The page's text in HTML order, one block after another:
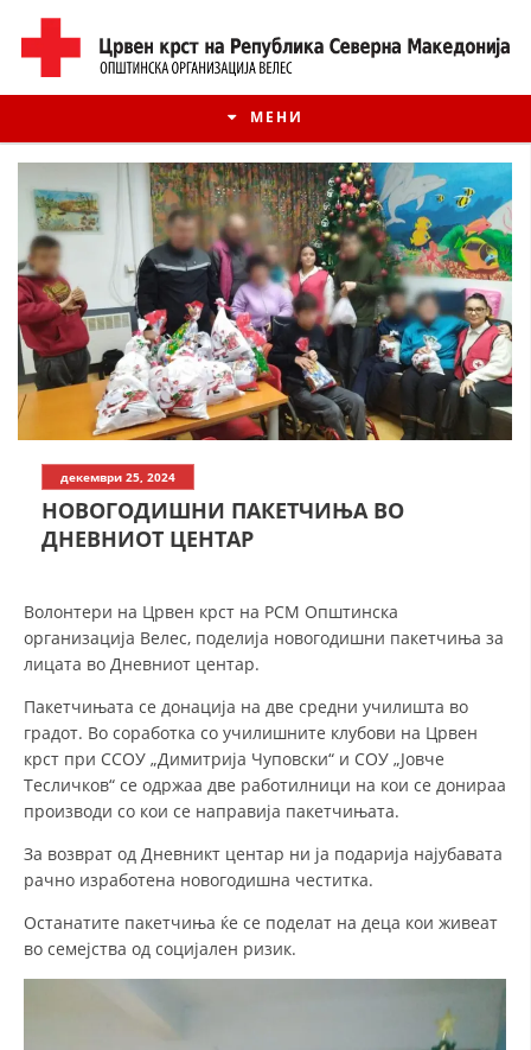
МЕНИ
ИСТОРИЈАТ НА ЦКРМ
ИСТОРИЈАТ НА ДВИЖЕЊЕТО
СТРУКТУРА НА ОРГАНИЗАЦИЈАТА
ЧЛЕНСТВО ВО ПРОФЕСИОНАЛНИ ТЕЛА
ЗАКОН ЗА ЦКРМ
СТАТУТ НА ЦКРМ
ОРГАНИЗАЦИЈА И РАЗВОЈ
РАКОВОДЕН ОДБОР
декември 25, 2024
НОВОГОДИШНИ ПАКЕТЧИЊА ВО
ДНЕВНИОТ ЦЕНТАР
Волонтери на Црвен крст на РСМ Општинска
организација Велес, поделија новогодишни пакетчиња за
лицата во Дневниот центар.
Пакетчињата се донација на две средни училишта во
градот. Во соработка со училишните клубови на Црвен
крст при ССОУ „Димитрија Чуповски“ и СОУ „Јовче
Тесличков“ се одржаа две работилници на кои се донираа
производи со кои се направија пакетчињата.
За возврат од Дневникт центар ни ја подарија најубавата
рачно изработена новогодишна честитка.
Останатите пакетчиња ќе се поделат на деца кои живеат
во семејства од социјален ризик.